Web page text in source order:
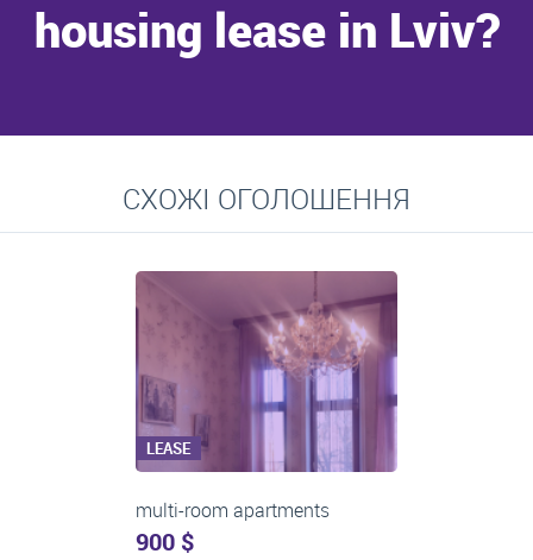
housing lease in Lviv?
Average prices for long-term lease of apartments, private
residences, rooms
СХОЖІ ОГОЛОШЕННЯ
LEASE
multi-room apartments
0 $